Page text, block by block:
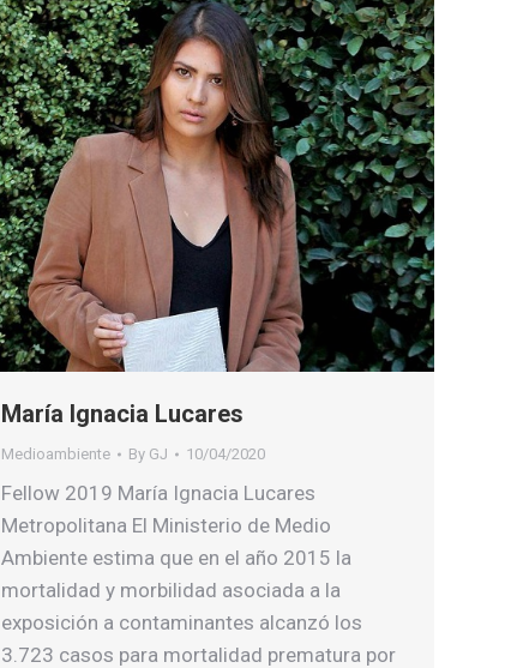
María Ignacia Lucares
Medioambiente By GJ 10/04/2020
Fellow 2019 María Ignacia Lucares
Metropolitana El Ministerio de Medio
Ambiente estima que en el año 2015 la
mortalidad y morbilidad asociada a la
exposición a contaminantes alcanzó los
3.723 casos para mortalidad prematura por